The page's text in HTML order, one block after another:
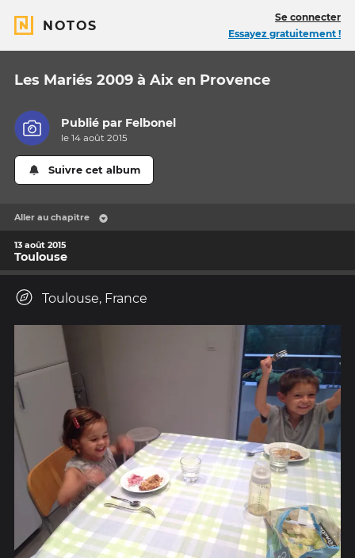
NOTOS
Se connecter
Essayez gratuitement !
Les Mariés 2009 à Aix en Provence
Publié par Felbonel
le 14 août 2015
Suivre cet album
Aller au chapitre
13 août 2015
Toulouse
Toulouse, France